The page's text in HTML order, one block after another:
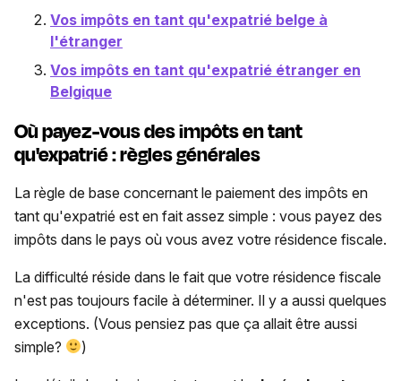
Vos impôts en tant qu'expatrié belge à
l'étranger
Vos impôts en tant qu'expatrié étranger en
Belgique
Où payez-vous des impôts en tant
qu'expatrié : règles générales
La règle de base concernant le paiement des impôts en
tant qu'expatrié est en fait assez simple : vous payez des
impôts dans le pays où vous avez votre résidence fiscale.
La difficulté réside dans le fait que votre résidence fiscale
n'est pas toujours facile à déterminer. Il y a aussi quelques
exceptions. (Vous pensiez pas que ça allait être aussi
simple?
)